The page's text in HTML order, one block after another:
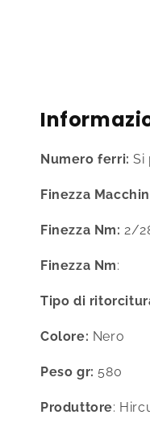
Numero ferri:Si
Finezza
Finezza Nm: 2/
Finezza Nm:
Tipo di
Colore: Nero
Peso gr:580
Produttore: